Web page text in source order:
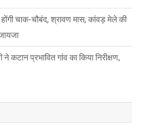
होंगी चाक-चौबंद, श्रावण मास, कांवड़ मेले की
कटान प्रभावित गांव का किया निरीक्षण,